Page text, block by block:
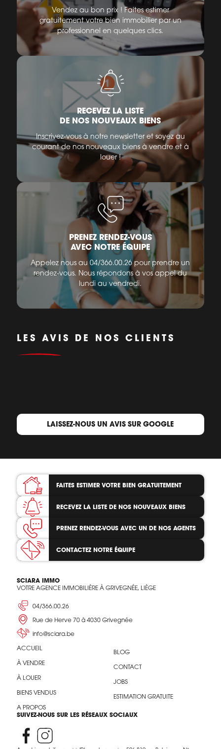
Vendez au bon prix ! Faites estimer
gratuitement votre bien immobilier par un
professionnel en quelques clics.
RECEVEZ LA LISTE
DE NOS NOUVEAUX BIENS
Inscrivez-vous à notre newsletter et soyez au
courant de nos nouveaux biens à vendre et à
louer !
PRENEZ RENDEZ-VOUS
AVEC NOTRE ÉQUIPE
Appelez nous au 04/366.00.26 pour prendre un
rendez-vous. Nous répondons à vos appel du
lundi au vendredi.
LES AVIS DE NOS CLIENTS
LAISSEZ-NOUS UN AVIS SUR GOOGLE
FAITES ESTIMER VOTRE BIEN GRATUITEMENT
RECEVEZ LA LISTE DE NOS NOUVEAUX BIENS
PRENEZ RENDEZ-VOUS AVEC UN DE NOS AGENTS
CONTACTEZ NOTRE ÉQUIPE
SCIARA IMMO
VOTRE AGENCE IMMOBILIÈRE À GRIVEGNÉE, LIÈGE
04/366.00.26
Rue de Herve 70 à 4030 Grivegnée
info@sciara.be
ACCUEIL
À VENDRE
À LOUER
BIENS VENDUS
A PROPOS
BLOG
CONTACT
JOBS
ESTIMATION GRATUITE
SUIVEZ-NOUS SUR LES RÉSEAUX SOCIAUX